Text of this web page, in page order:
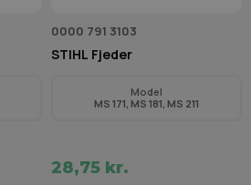
0000 791 3103
STIHL Fjeder
Model
MS 171, MS 181, MS 211
28,75 kr.